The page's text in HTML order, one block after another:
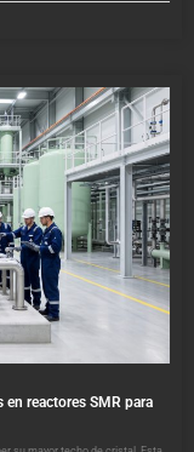
reactores SMR para